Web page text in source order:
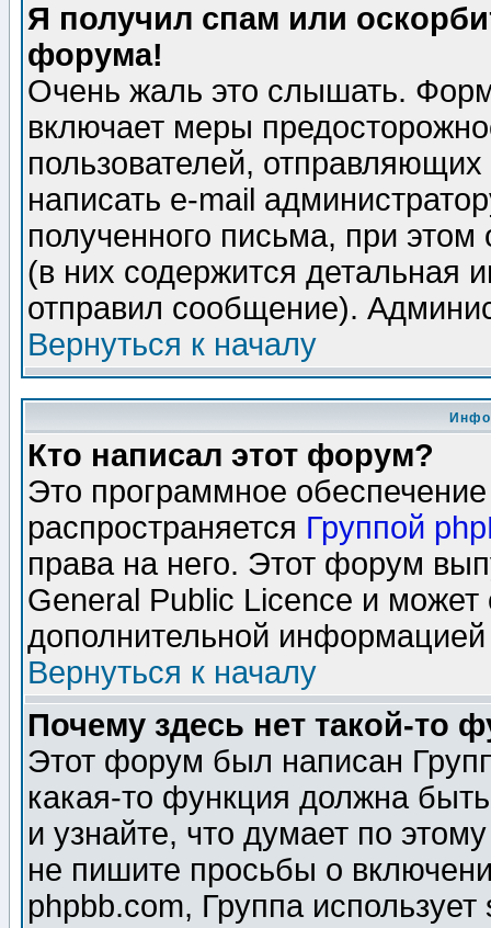
Я получил спам или
форума!
Очень жаль это слышать.
включает меры
пользователей,
написать e-mail
полученного письма, при этом
(в них содержится детальная
отправил сообщение).
Вернуться к началу
Кто написал этот форум?
Это программное
распространяется Группой
права на него. Этот форум
General Public Licence и может
дополнительной
Вернуться к началу
Почему здесь нет такой-то
Этот форум был написан
какая-то функция должна
и узнайте, что думает по
не пишите просьбы о
phpbb.com, Группа